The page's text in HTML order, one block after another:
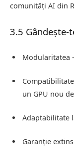
comunități AI din
3.5
Modularitatea
un GPU nou
Adaptabilitate
Garanție